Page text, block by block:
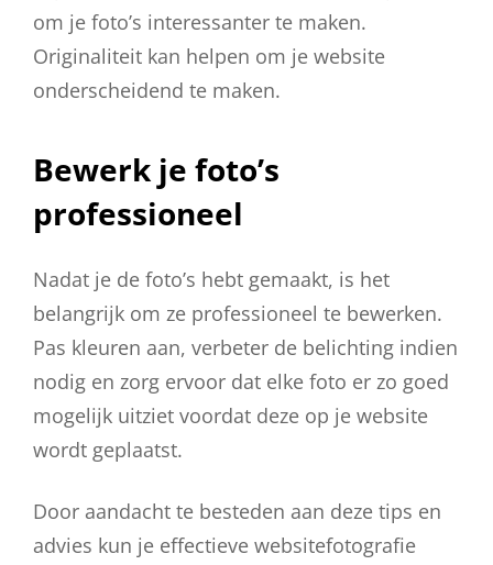
om je foto’s interessanter te maken.
Originaliteit kan helpen om je website
onderscheidend te maken.
Bewerk je foto’s
professioneel
Nadat je de foto’s hebt gemaakt, is het
belangrijk om ze professioneel te bewerken.
Pas kleuren aan, verbeter de belichting indien
nodig en zorg ervoor dat elke foto er zo goed
mogelijk uitziet voordat deze op je website
wordt geplaatst.
Door aandacht te besteden aan deze tips en
advies kun je effectieve websitefotografie